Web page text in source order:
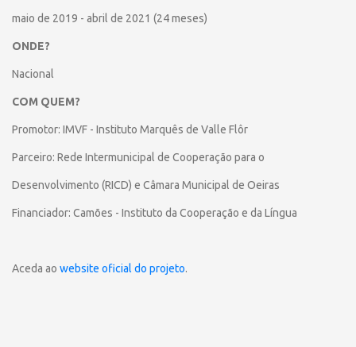
maio de 2019 - abril de 2021 (24 meses)
ONDE?
Nacional
COM QUEM?
Promotor: IMVF - Instituto Marquês de Valle Flôr
Parceiro: Rede Intermunicipal de Cooperação para o
Desenvolvimento (RICD) e Câmara Municipal de Oeiras
Financiador: Camões - Instituto da Cooperação e da Língua
Aceda ao website oficial do projeto.